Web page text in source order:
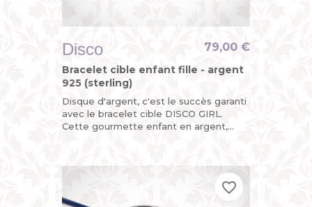
Disco
Bracelet cible enfant fille - argent
925 (sterling)
Disque d'argent, c'est le succès garanti
avec le bracelet cible DISCO GIRL.
Cette gourmette enfant en argent,
79,00 €
favorite_border
favorite_border
favorite_border